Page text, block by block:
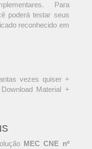
Para
poderá testar seus
reconhecido em
vezes quiser +
Material +
MEC CNE nº